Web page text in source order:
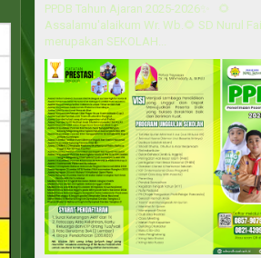
PPDB Tahun Ajaran 2025-2026✨ 🌻
Assalamu'alaikum Wr. Wb.🌻 SD Nurul
merupakan SEKOLAH...